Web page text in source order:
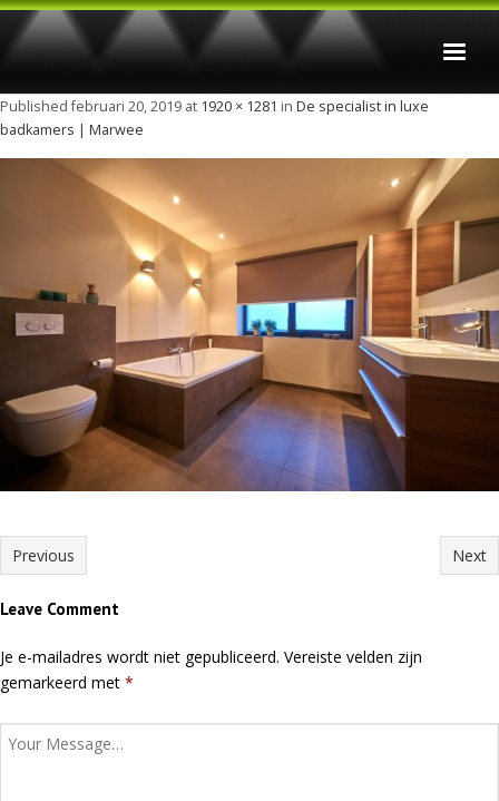
Home
Badkamers
Verbouwingen
Foto’s
Privacy Statement
Publishedfebruari 20, 2019 at 1920 × 1281 in De specialist in luxe
badkamers | Marwee
Previous Next
Leave Comment
Je e-mailadres wordt niet gepubliceerd. Vereiste velden zijn
gemarkeerd met *